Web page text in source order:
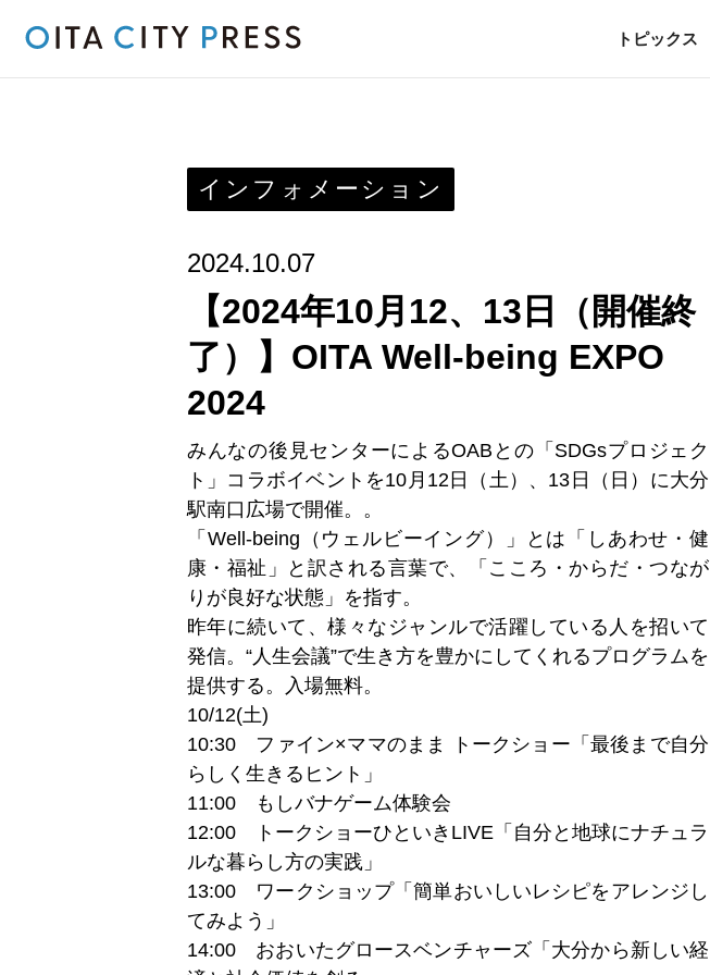
トピックス
インフォメーション
2024.10.07
【2024年10月12、13日（開催終
了）】OITA Well-being EXPO
2024
みんなの後見センターによるOABとの「SDGsプロジェク
ト」コラボイベントを10月12日（土）、13日（日）に大分
駅南口広場で開催。。
「Well-being（ウェルビーイング）」とは「しあわせ・健
康・福祉」と訳される言葉で、「こころ・からだ・つなが
りが良好な状態」を指す。
昨年に続いて、様々なジャンルで活躍している人を招いて
発信。“人生会議”で生き方を豊かにしてくれるプログラムを
提供する。入場無料。
10/12(土)
10:30 ファイン×ママのまま トークショー「最後まで自分
らしく生きるヒント」
11:00 もしバナゲーム体験会
12:00 トークショーひといきLIVE「自分と地球にナチュラ
ルな暮らし方の実践」
13:00 ワークショップ「簡単おいしいレシピをアレンジし
てみよう」
14:00 おおいたグロースベンチャーズ「大分から新しい経